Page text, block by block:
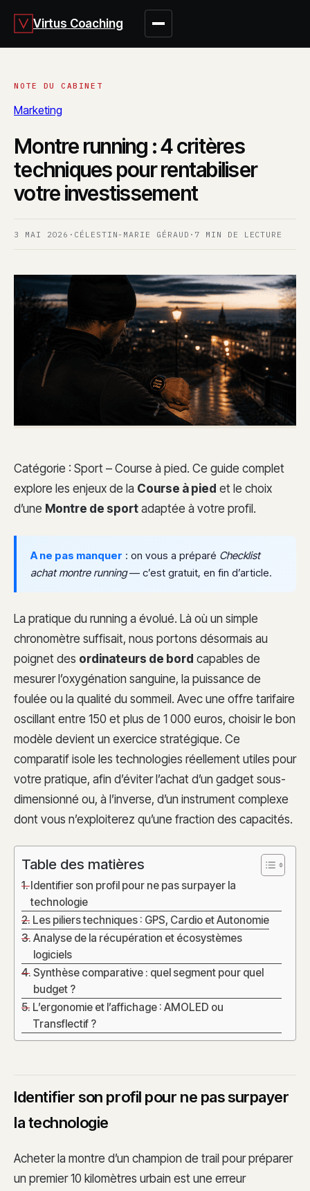
Virtus Coaching
Marketing
Montre running : 4 critères
techniques pour rentabiliser
votre investissement
3 MAI 2026 · CÉLESTIN-MARIE GÉRAUD · 7 MIN DE LECTURE
Catégorie : Sport – Course à pied. Ce guide complet
explore les enjeux de la Course à pied et le choix
d’une Montre de sport adaptée à votre profil.
A ne pas manquer : on vous a préparé Checklist
achat montre running— c’est gratuit, en fin d’article.
La pratique du running a évolué. Là où un simple
chronomètre suffisait, nous portons désormais au
poignet des ordinateurs de bord capables de
mesurer l’oxygénation sanguine, la puissance de
foulée ou la qualité du sommeil. Avec une offre tarifaire
oscillant entre 150 et plus de 1 000 euros, choisir le bon
modèle devient un exercice stratégique. Ce
comparatif isole les technologies réellement utiles pour
votre pratique, afin d’éviter l’achat d’un gadget sous-
dimensionné ou, à l’inverse, d’un instrument complexe
dont vous n’exploiterez qu’une fraction des capacités.
Table des matières
Identifier son profil pour ne pas surpayer la
technologie
Les piliers techniques : GPS, Cardio et Autonomie
Analyse de la récupération et écosystèmes
logiciels
Synthèse comparative : quel segment pour quel
budget ?
L’ergonomie et l’affichage : AMOLED ou
Transflectif ?
Identifier son profil pour ne pas surpayer
la technologie
Acheter la montre d’un champion de trail pour préparer
un premier 10 kilomètres urbain est une erreur